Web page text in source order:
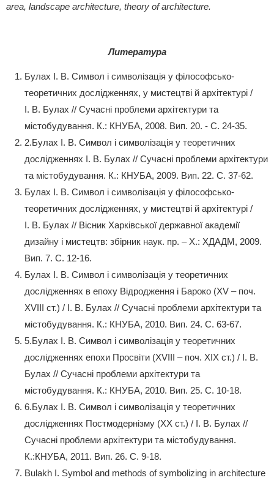
area, landscape architecture, theory of architecture.
Литература
Булах І. В. Символ і символізація у філософсько-
теоретичних дослідженнях, у мистецтві й архітектурі /
І. В. Булах // Сучасні проблеми архітектури та
містобудування. К.: КНУБА, 2008. Вип. 20. - С. 24-35.
2.Булах І. В. Символ і символізація у теоретичних
дослідженнях І. В. Булах // Сучасні проблеми архітектури
та містобудування. К.: КНУБА, 2009. Вип. 22. С. 37-62.
Булах І. В. Символ і символізація у філософсько-
теоретичних дослідженнях, у мистецтві й архітектурі /
І. В. Булах // Вісник Харківської державної академії
дизайну і мистецтв: збірник наук. пр. – Х.: ХДАДМ, 2009.
Вип. 7. С. 12-16.
Булах І. В. Символ і символізація у теоретичних
дослідженнях в епоху Відродження і Бароко (XV – поч.
ХVІІІ ст.) / І. В. Булах // Сучасні проблеми архітектури та
містобудування. К.: КНУБА, 2010. Вип. 24. С. 63-67.
5.Булах І. В. Символ і символізація у теоретичних
дослідженнях епохи Просвіти (XVIII – поч. ХІХ ст.) / І. В.
Булах // Сучасні проблеми архітектури та
містобудування. К.: КНУБА, 2010. Вип. 25. С. 10-18.
6.Булах І. В. Символ і символізація у теоретичних
дослідженнях Постмодернізму (ХХ ст.) / І. В. Булах //
Сучасні проблеми архітектури та містобудування.
К.:КНУБА, 2011. Вип. 26. С. 9-18.
Bulakh I. Symbol and methods of symbolizing in architecture